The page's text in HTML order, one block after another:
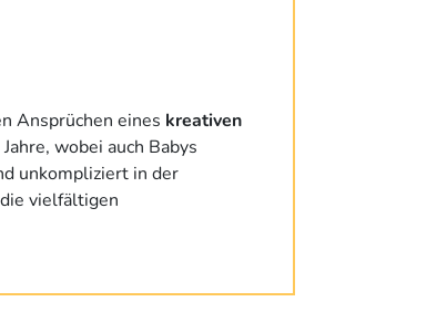
Ansprüchen eines kreativen
wobei auch Babys
unkompliziert in der
vielfältigen